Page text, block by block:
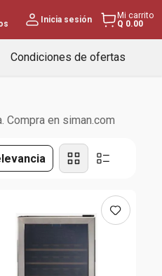
Inicia sesión
Mi carrito
Q 0.00
Condiciones de ofertas
en siman.com